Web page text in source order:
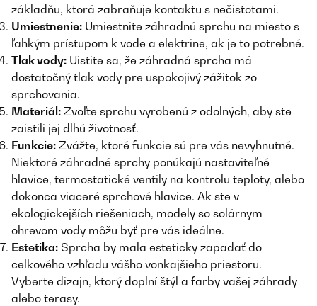
základňu, ktorá zabraňuje kontaktu s nečistotami.
Umiestnenie: Umiestnite záhradnú sprchu na miesto s
ľahkým prístupom k vode a elektrine, ak je to potrebné.
Tlak vody: Uistite sa, že záhradná sprcha má
dostatočný tlak vody pre uspokojivý zážitok zo
sprchovania.
Materiál: Zvoľte sprchu vyrobenú z odolných, aby ste
zaistili jej dlhú životnosť.
Funkcie: Zvážte, ktoré funkcie sú pre vás nevyhnutné.
Niektoré záhradné sprchy ponúkajú nastaviteľné
hlavice, termostatické ventily na kontrolu teploty, alebo
dokonca viaceré sprchové hlavice. Ak ste v
ekologickejších riešeniach, modely so solárnym
ohrevom vody môžu byť pre vás ideálne.
Estetika: Sprcha by mala esteticky zapadať do
celkového vzhľadu vášho vonkajšieho priestoru.
Vyberte dizajn, ktorý doplní štýl a farby vašej záhrady
alebo terasy.